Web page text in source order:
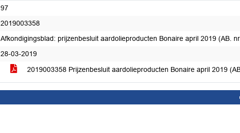
97
2019003358
Afkondigingsblad: prijzenbesluit aardolieproducten Bonaire april 2019 (AB.
28-03-2019
2019003358 Prijzenbesluit aardolieproducten Bonaire april 2019